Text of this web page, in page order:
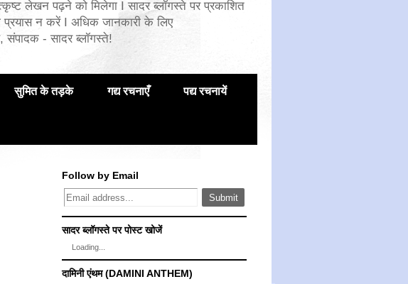
लेखन पढ़ने को मिलेगा I सादर ब्लॉगस्ते पर प्रकाशित
न करें I अधिक जानकारी के लिए
संपादक - सादर ब्लॉगस्ते!
सुमित के तड़के गद्य रचनाएँ पद्य रचनायें
Follow by Email
सादर ब्लॉगस्ते पर पोस्ट खोजें
Loading...
दामिनी एंथम (DAMINI ANTHEM)